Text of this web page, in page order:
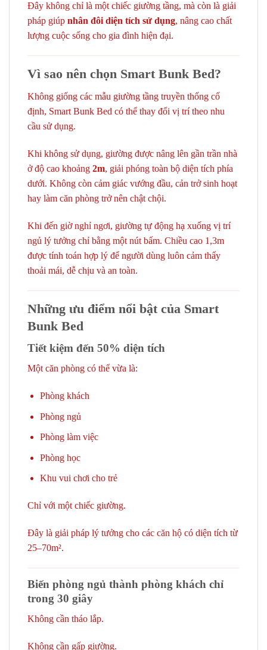
Đây không chỉ là một chiếc giường tầng, mà còn là giải
pháp giúp nhân đôi diện tích sử dụng, nâng cao chất
lượng cuộc sống cho gia đình hiện đại.
Vì sao nên chọn Smart Bunk Bed?
Không giống các mẫu giường tầng truyền thống cố
định, Smart Bunk Bed có thể thay đổi vị trí theo nhu
cầu sử dụng.
Khi không sử dụng, giường được nâng lên gần trần nhà
ở độ cao khoảng 2m, giải phóng toàn bộ diện tích phía
dưới. Không còn cảm giác vướng đầu, cản trở sinh hoạt
hay làm căn phòng trở nên chật chội.
Khi đến giờ nghỉ ngơi, giường tự động hạ xuống vị trí
ngủ lý tưởng chỉ bằng một nút bấm. Chiều cao 1,3m
được tính toán hợp lý để người dùng luôn cảm thấy
thoải mái, dễ chịu và an toàn.
Những ưu điểm nổi bật của Smart
Bunk Bed
Tiết kiệm đến 50% diện tích
Một căn phòng có thể vừa là:
Phòng khách
Phòng ngủ
Phòng làm việc
Phòng học
Khu vui chơi cho trẻ
Chỉ với một chiếc giường.
Đây là giải pháp lý tưởng cho các căn hộ có diện tích từ
25–70m².
Biến phòng ngủ thành phòng khách chỉ
trong 30 giây
Không cần tháo lắp.
Không cần gấp giường.